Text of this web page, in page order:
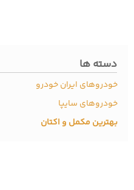
ها
ایران خودرو
سایپا
مکمل و اکتان